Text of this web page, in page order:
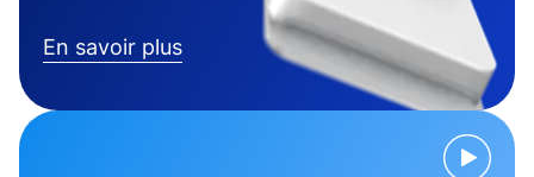
En savoir plus